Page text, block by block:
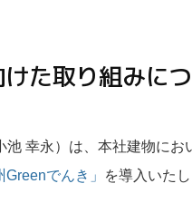
た取り組みに
幸永）は、本社建物にお
Greenでんき」 を導入いたし